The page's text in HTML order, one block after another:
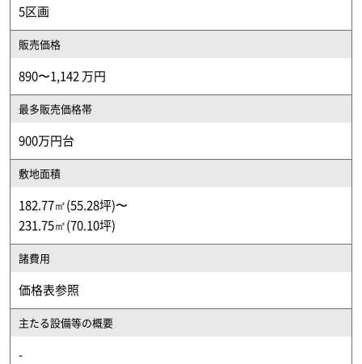
5区画
販売価格
890〜1,142 万円
最多販売価格帯
900万円台
敷地面積
182.77㎡(55.28坪)〜
231.75㎡(70.10坪)
諸費用
価格表参照
主たる設備等の概要
-